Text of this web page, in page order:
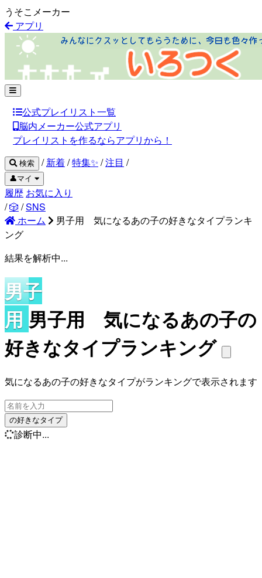
うそこメーカー
アプリ
公式プレイリスト一覧
脳内メーカー公式アプリ
プレイリストを作るならアプリから！
検索 / 新着/特集✨ /注目 /
👤マイ
履歴 お気に入り
/🎲 /SNS
ホーム
男子用 気になるあの子の好きなタイプランキ
ング
結果を解析中...
男子
用 男子用 気になるあの子の
好きなタイプランキング
気になるあの子の好きなタイプがランキングで表示されます
の好きなタイプ
診断中...